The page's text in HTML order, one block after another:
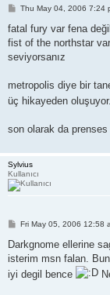
P
s
Thu May 04, 2006 7:24
fatal fury var fena değil
fist of the northstar
seviyorsanız
metropolis diye bir
üç hikayeden
son olarak da
Sylvius
Kullanıcı
P
s
Fri May 05, 2006 12:58
Darkgnome ellerine
isterim msn falan.
iyi degil bence